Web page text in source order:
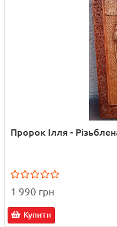
Пророк Ілля -
1 990 грн
Купити